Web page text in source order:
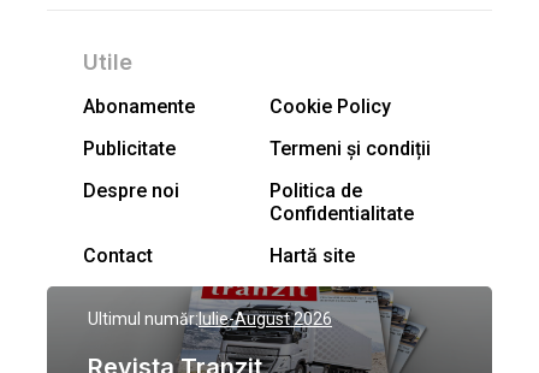
Utile
Abonamente
Cookie Policy
Publicitate
Termeni și condiții
Despre noi
Politica de
Confidentialitate
Contact
Hartă site
Ultimul număr:Iulie-August 2026
Revista Tranzit